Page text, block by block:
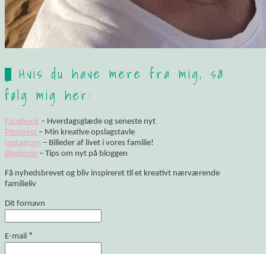
Hvis du have mere fra mig, så
følg mig her:
Facebook – Hverdagsglæde og seneste nyt
Pinterest – Min kreative opslagstavle
Instagram – Billeder af livet i vores familie!
Bloglovin – Tips om nyt på bloggen
Få nyhedsbrevet og bliv inspireret til et kreativt nærværende
familieliv
Dit fornavn
E-mail *